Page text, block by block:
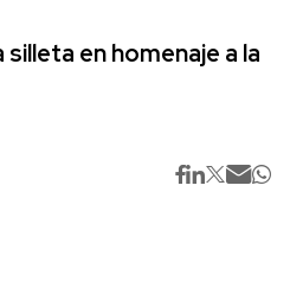
silleta en homenaje a la